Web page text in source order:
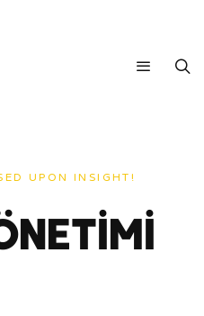
UPON INSIGHT!